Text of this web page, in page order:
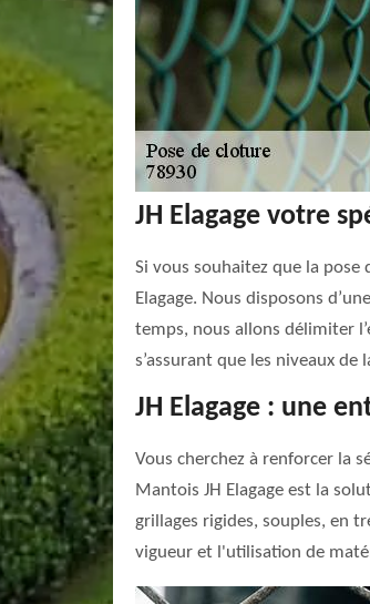
JH Elagage votre
Si vous souhaitez que la pose
Elagage. Nous disposons
temps, nous allons délimiter
s’assurant que les niveaux
JH Elagage : une
Vous cherchez à renforcer la
Mantois JH Elagage est la
grillages rigides, souples, en
vigueur et l'utilisation de